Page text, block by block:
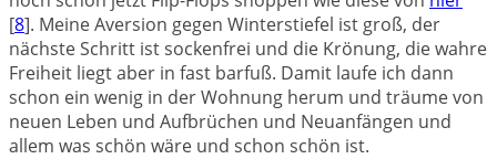
[8]. Meine Aversion gegen Winterstiefel ist groß, der
nächste Schritt ist sockenfrei und die Krönung, die wahre
Freiheit liegt aber in fast barfuß. Damit laufe ich dann
schon ein wenig in der Wohnung herum und träume von
neuen Leben und Aufbrüchen und Neuanfängen und
allem was schön wäre und schon schön ist.